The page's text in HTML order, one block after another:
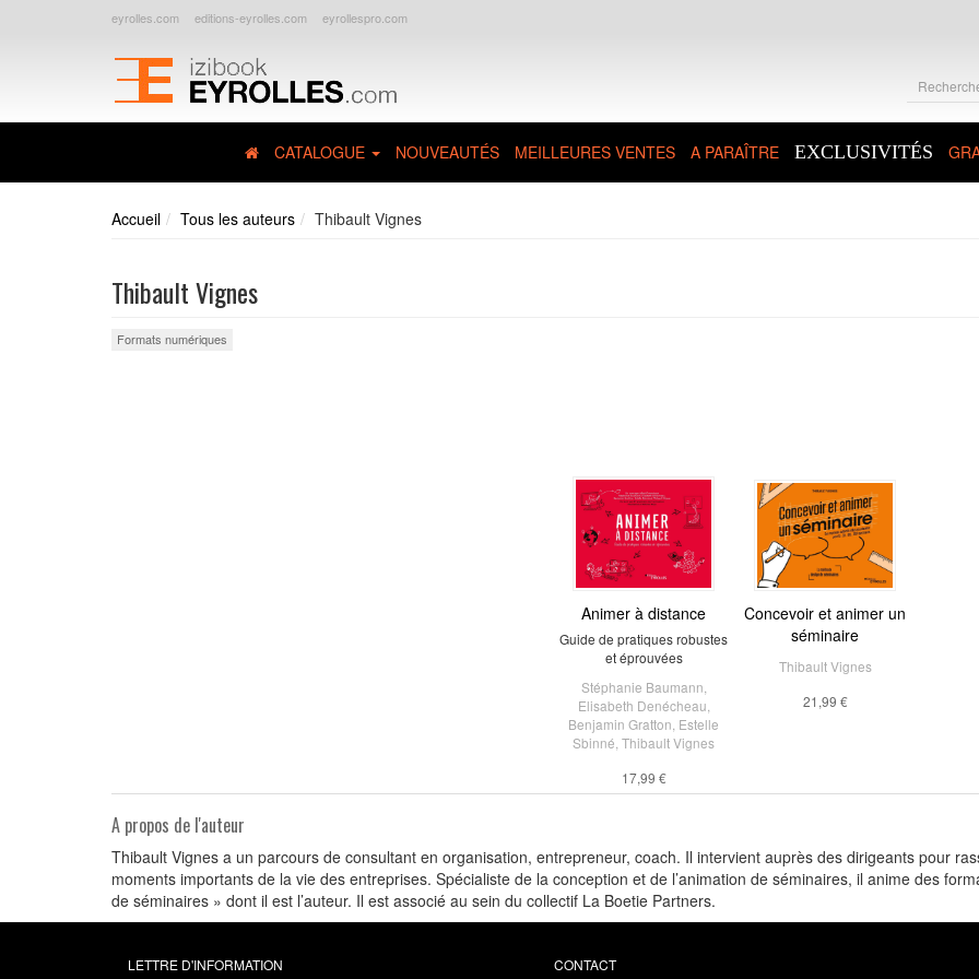
eyrolles.com editions-eyrolles.com eyrollespro.com
CATALOGUE NOUVEAUTÉS MEILLEURES VENTES A PARAÎTRE EXCLUSIVITÉS
Accueil Tous les auteurs Thibault Vignes
Thibault Vignes
Formats numériques
Animer à distance
Guide de pratiques robustes
et éprouvées
Stéphanie Baumann
Elisabeth Denécheau
Benjamin Gratton Estelle
Sbinné Thibault Vignes
17,99 €
Concevoir et animer un
séminaire
Thibault Vignes
21,99 €
A propos de l'auteur
Thibault Vignes a un parcours de consultant en organisation, entrepreneur, coach. Il intervient auprès des dirigeants pour
moments importants de la vie des entreprises. Spécialiste de la conception et de l’animation de séminaires, il anime des
de séminaires » dont il est l’auteur. Il est associé au sein du collectif La Boetie Partners.
LETTRE D'INFORMATION CONTACT